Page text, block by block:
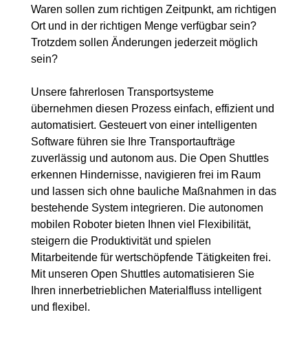
Waren sollen zum richtigen Zeitpunkt, am richtigen
Ort und in der richtigen Menge verfügbar sein?
Trotzdem sollen Änderungen jederzeit möglich
sein?
Unsere fahrerlosen Transportsysteme
übernehmen diesen Prozess einfach, effizient und
automatisiert. Gesteuert von einer intelligenten
Software führen sie Ihre Transportaufträge
zuverlässig und autonom aus. Die Open Shuttles
erkennen Hindernisse, navigieren frei im Raum
und lassen sich ohne bauliche Maßnahmen in das
bestehende System integrieren. Die autonomen
mobilen Roboter bieten Ihnen viel Flexibilität,
steigern die Produktivität und spielen
Mitarbeitende für wertschöpfende Tätigkeiten frei.
Mit unseren Open Shuttles automatisieren Sie
Ihren innerbetrieblichen Materialfluss intelligent
und flexibel.